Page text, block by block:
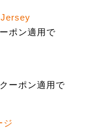
ポン適用で
ーポン適用で
ジ